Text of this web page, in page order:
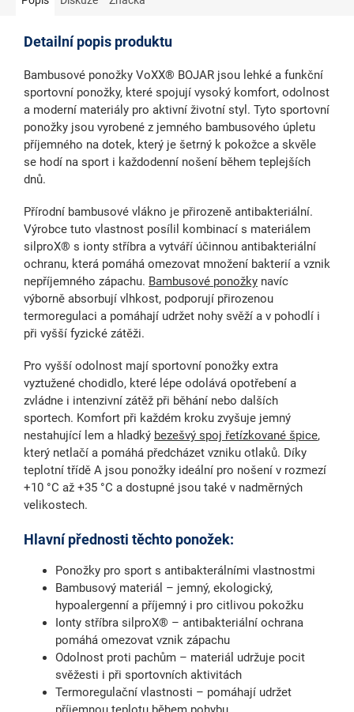
Detailní popis produktu
Bambusové ponožky VoXX® BOJAR jsou lehké a funkční
sportovní ponožky, které spojují vysoký komfort, odolnost
a moderní materiály pro aktivní životní styl. Tyto sportovní
ponožky jsou vyrobené z jemného bambusového úpletu
příjemného na dotek, který je šetrný k pokožce a skvěle
se hodí na sport i každodenní nošení během teplejších
dnů.
Přírodní bambusové vlákno je přirozeně antibakteriální.
Výrobce tuto vlastnost posílil kombinací s materiálem
silproX® s ionty stříbra a vytváří účinnou antibakteriální
ochranu, která pomáhá omezovat množení bakterií a vznik
nepříjemného zápachu. Bambusové ponožky navíc
výborně absorbují vlhkost, podporují přirozenou
termoregulaci a pomáhají udržet nohy svěží a v pohodlí i
při vyšší fyzické zátěži.
Pro vyšší odolnost mají sportovní ponožky extra
vyztužené chodidlo, které lépe odolává opotřebení a
zvládne i intenzivní zátěž při běhání nebo dalších
sportech. Komfort při každém kroku zvyšuje jemný
nestahující lem a hladký bezešvý spoj řetízkované špice,
který netlačí a pomáhá předcházet vzniku otlaků. Díky
teplotní třídě A jsou ponožky ideální pro nošení v rozmezí
+10 °C až +35 °C a dostupné jsou také v nadměrných
velikostech.
Hlavní přednosti těchto ponožek:
Ponožky pro sport s antibakterálními vlastnostmi
Bambusový materiál – jemný, ekologický,
hypoalergenní a příjemný i pro citlivou pokožku
Ionty stříbra silproX® – antibakteriální ochrana
pomáhá omezovat vznik zápachu
Odolnost proti pachům – materiál udržuje pocit
svěžesti i při sportovních aktivitách
Termoregulační vlastnosti – pomáhají udržet